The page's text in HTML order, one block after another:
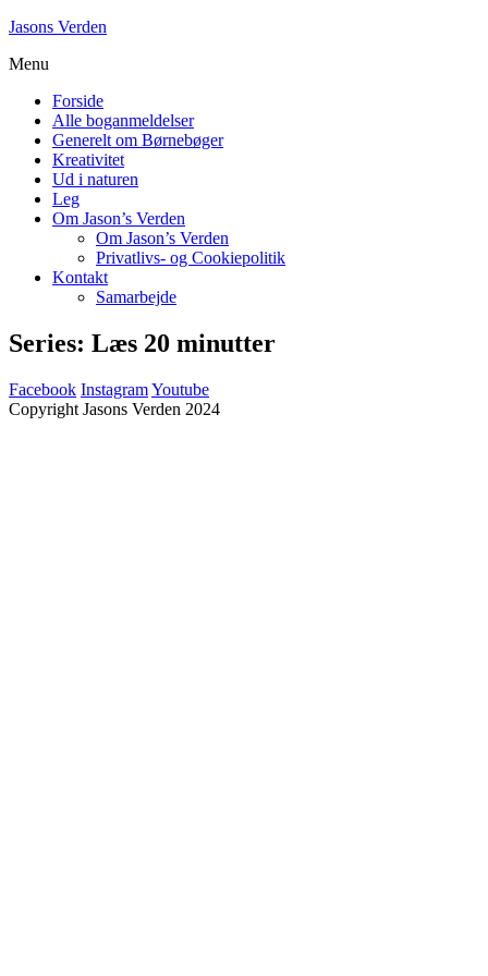
Skip
content
Jasons Verden
Menu
Forside
Alle boganmeldelser
Generelt om Børnebøger
Kreativitet
Ud i naturen
Leg
Om Jason’s Verden
Om Jason’s Verden
Privatlivs- og Cookiepolitik
Kontakt
Samarbejde
Series: Læs 20 minutter
Facebook InstagramYoutube
Copyright Jasons Verden 2024